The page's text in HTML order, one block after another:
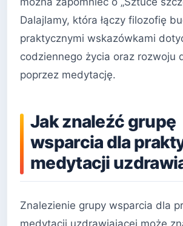
Dalajlamy, która łączy filozofię
praktycznymi wskazówkami
codziennego życia oraz rozwoju
poprzez medytację.
Jak znaleźć grupę
wsparcia dla
medytacji
Znalezienie grupy wsparcia dla
medytacji uzdrawiającej może